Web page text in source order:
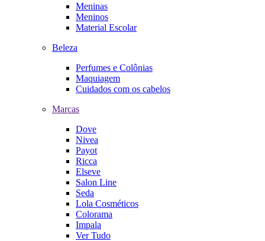
Meninas
Meninos
Material Escolar
Beleza
Perfumes e Colônias
Maquiagem
Cuidados com os cabelos
Marcas
Dove
Nivea
Payot
Ricca
Elseve
Salon Line
Seda
Lola Cosméticos
Colorama
Impala
Ver Tudo